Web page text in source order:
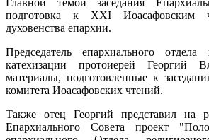
подготовка к XXI Иоасафовским
духовенства епархии.
Председатель епархиального
катехизации протоиерей Георгий
материалы, подготовленные к
комитета Иоасафовских чтений.
Также отец Георгий представил на
Епархиального Совета проект